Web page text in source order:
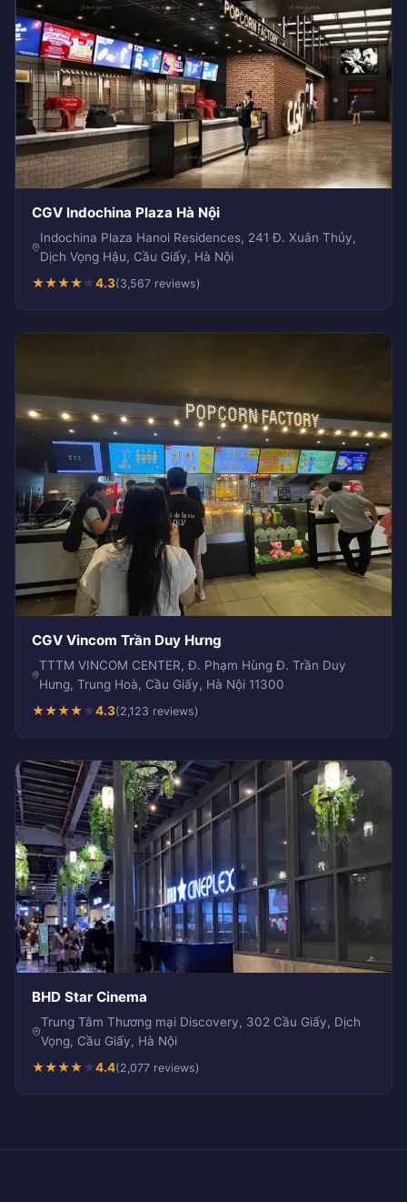
CGV Indochina Plaza Hà Nội
Indochina Plaza Hanoi Residences, 241 Đ. Xuân Thủy,
Dịch Vọng Hậu, Cầu Giấy, Hà Nội
★★★★★4.3(3,567 reviews)
CGV Vincom Trần Duy Hưng
TTTM VINCOM CENTER, Đ. Phạm Hùng Đ. Trần Duy
Hưng, Trung Hoà, Cầu Giấy, Hà Nội 11300
★★★★★4.3(2,123 reviews)
BHD Star Cinema
Trung Tâm Thương mại Discovery, 302 Cầu Giấy, Dịch
Vọng, Cầu Giấy, Hà Nội
★★★★★4.4(2,077 reviews)